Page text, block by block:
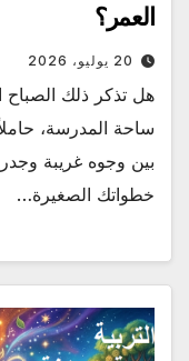
العمر؟
20 يوليو، 2026
هل تذكر ذلك الصباح
ساحة المدرسة،
بين وجوه غريبة
خطواتك الصغيرة…